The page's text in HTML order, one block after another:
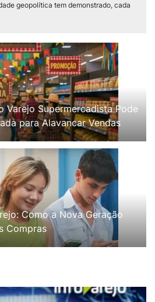
geopolítica tem demonstrado, cada
Varejo Supermercadista Pode
para Alavancar Vendas
Como a Nova Geração
Compras